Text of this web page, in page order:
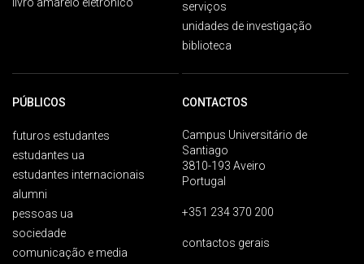
serviços
unidades de investigação
biblioteca
PÚBLICOS
futuros estudantes
estudantes ua
estudantes internacionais
alumni
pessoas ua
sociedade
comunicação e media
CONTACTOS
Campus Universitário de
Santiago
3810-193 Aveiro
Portugal
+351 234 370 200
contactos gerais